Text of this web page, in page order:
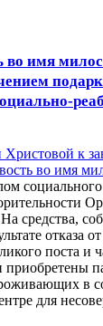
во имя
к
во имя
средства,
отказа
поста и
в
для